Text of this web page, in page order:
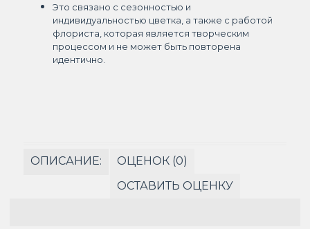
Это связано с сезонностью и
индивидуальностью цветка, а также с работой
флориста, которая является творческим
процессом и не может быть повторена
идентично.
ОПИСАНИЕ:
ОЦЕНОК (0)
ОСТАВИТЬ ОЦЕНКУ